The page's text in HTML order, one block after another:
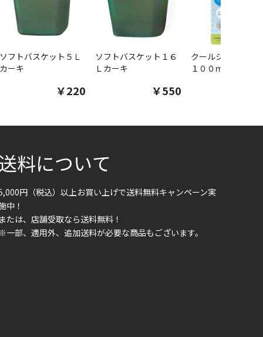
ソフトバスケット５Ｌ
カーキ
￥220
ソフトバスケット１６
Ｌカーキ
￥550
クールシャツスプ
１００ｍｌ
料について
円（税込）以上お買い上げで送料無料キャンペーン実
中！
または、店舗受取なら送料無料！
※一部、適用外、追加送料が必要な商品もございます。